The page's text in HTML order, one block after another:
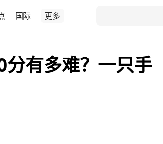
国际 更多
有多难？一只手